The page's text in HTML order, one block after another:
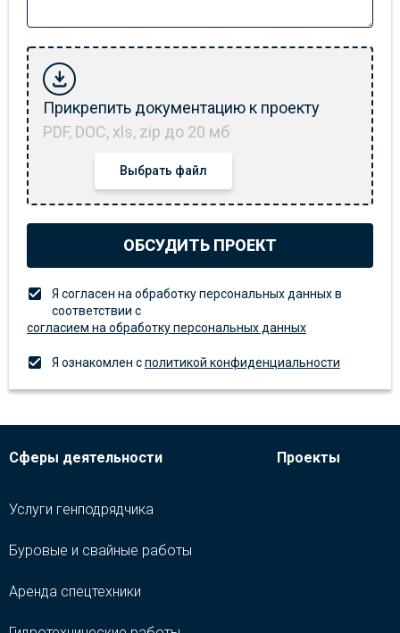
Прикрепить документацию к проекту
PDF, DOC, xls, zip до 20 мб
Выбрать файл
ОБСУДИТЬ ПРОЕКТ
Я согласен на обработку персональных данных в
соответствии с
согласием на обработку персональных данных
Я ознакомлен сполитикой конфиденциальности
Сферы деятельности
Услуги генподрядчика
Буровые и свайные работы
Аренда спецтехники
Проекты